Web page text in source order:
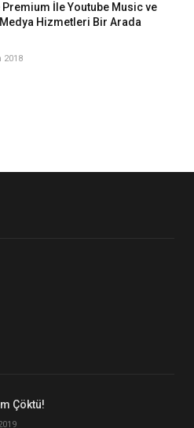
Premium İle Youtube Music ve
Hizmetleri Bir Arada
2018
Çöktü!